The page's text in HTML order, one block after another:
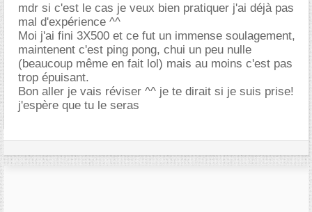
mdr si c'est le cas je veux bien pratiquer j'ai déjà pas
mal d'expérience ^^
Moi j'ai fini 3X500 et ce fut un immense soulagement,
maintenent c'est ping pong, chui un peu nulle
(beaucoup même en fait lol) mais au moins c'est pas
trop épuisant.
Bon aller je vais réviser ^^ je te dirait si je suis prise!
j'espère que tu le seras